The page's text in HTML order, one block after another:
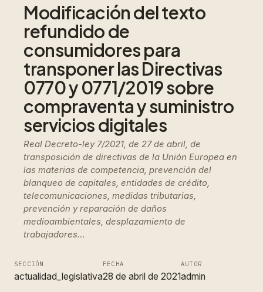
Modificación del texto
refundido de
consumidores para
transponer las Directivas
0770 y 0771/2019 sobre
compraventa y suministro
servicios digitales
Real Decreto-ley 7/2021, de 27 de abril, de
transposición de directivas de la Unión Europea en
las materias de competencia, prevención del
blanqueo de capitales, entidades de crédito,
telecomunicaciones, medidas tributarias,
prevención y reparación de daños
medioambientales, desplazamiento de
trabajadores…
SECCIÓN
actualidad_legislativa
FECHA
28 de abril de 2021
AUTOR
admin